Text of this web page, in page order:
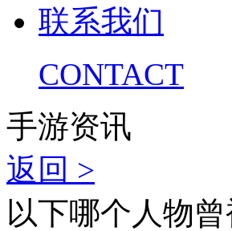
联系我们
CONTACT
手游资讯
返回 >
以下哪个人物